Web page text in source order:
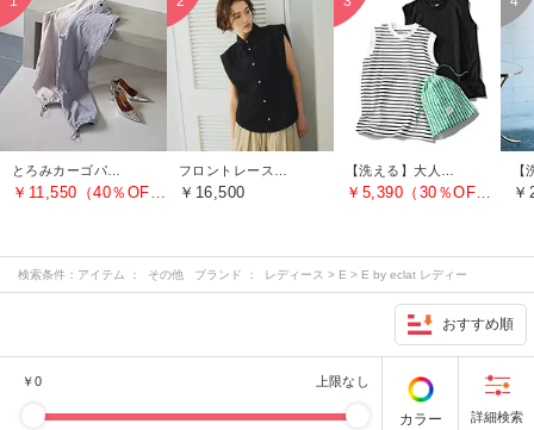
￥11,550（40％OFF） ￥16,500 ￥5,390（30％OFF）
検索条件： アイテム ： その他 ブランド ： レディース > E > E by eclat レディー
おすすめ順
￥0 上限なし
カラー